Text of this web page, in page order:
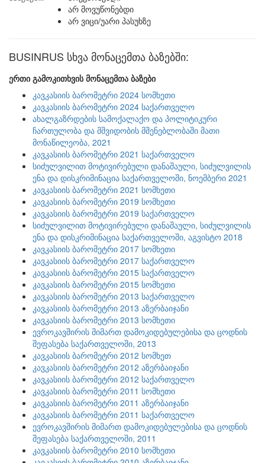
არ მოვუწონებდი
არ ვიცი/უარი პასუხზე
BUSINRUS სხვა მონაცემთა ბაზებში:
ერთი გამოკითხვის მონაცემთა ბაზები
კავკასიის ბარომეტრი 2024 სომხეთი
კავკასიის ბარომეტრი 2024 საქართველო
ახალგაზრდების სამოქალაქო და პოლიტიკური
ჩართულობა და მშვიდობის მშენებლობაში მათი
მონაწილეობა, 2021
კავკასიის ბარომეტრი 2021 საქართველო
სიძულვილით მოტივირებული დანაშაული, სიძულვილის
ენა და დისკრიმინაცია საქართველოში, ნოემბერი 2021
კავკასიის ბარომეტრი 2021 სომხეთი
კავკასიის ბარომეტრი 2019 სომხეთი
კავკასიის ბარომეტრი 2019 საქართველო
სიძულვილით მოტივირებული დანაშაული, სიძულვილის
ენა და დისკრიმინაცია საქართველოში, აგვისტო 2018
კავკასიის ბარომეტრი 2017 სომხეთი
კავკასიის ბარომეტრი 2017 საქართველო
კავკასიის ბარომეტრი 2015 საქართველო
კავკასიის ბარომეტრი 2015 სომხეთი
კავკასიის ბარომეტრი 2013 საქართველო
კავკასიის ბარომეტრი 2013 აზერბაიჯანი
კავკასიის ბარომეტრი 2013 სომხეთი
ევროკავშირის მიმართ დამოკიდებულებისა და ცოდნის
შეფასება საქართველოში, 2013
კავკასიის ბარომეტრი 2012 სომხეთ
კავკასიის ბარომეტრი 2012 აზერბაიჯანი
კავკასიის ბარომეტრი 2012 საქართველო
კავკასიის ბარომეტრი 2011 სომხეთი
კავკასიის ბარომეტრი 2011 აზერბაიჯანი
კავკასიის ბარომეტრი 2011 საქართველო
ევროკავშირის მიმართ დამოკიდებულებისა და ცოდნის
შეფასება საქართველოში, 2011
კავკასიის ბარომეტრი 2010 სომხეთი